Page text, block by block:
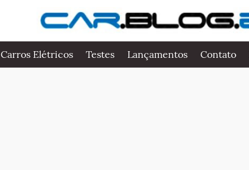
Carros Elétricos Testes Lançamentos Contato